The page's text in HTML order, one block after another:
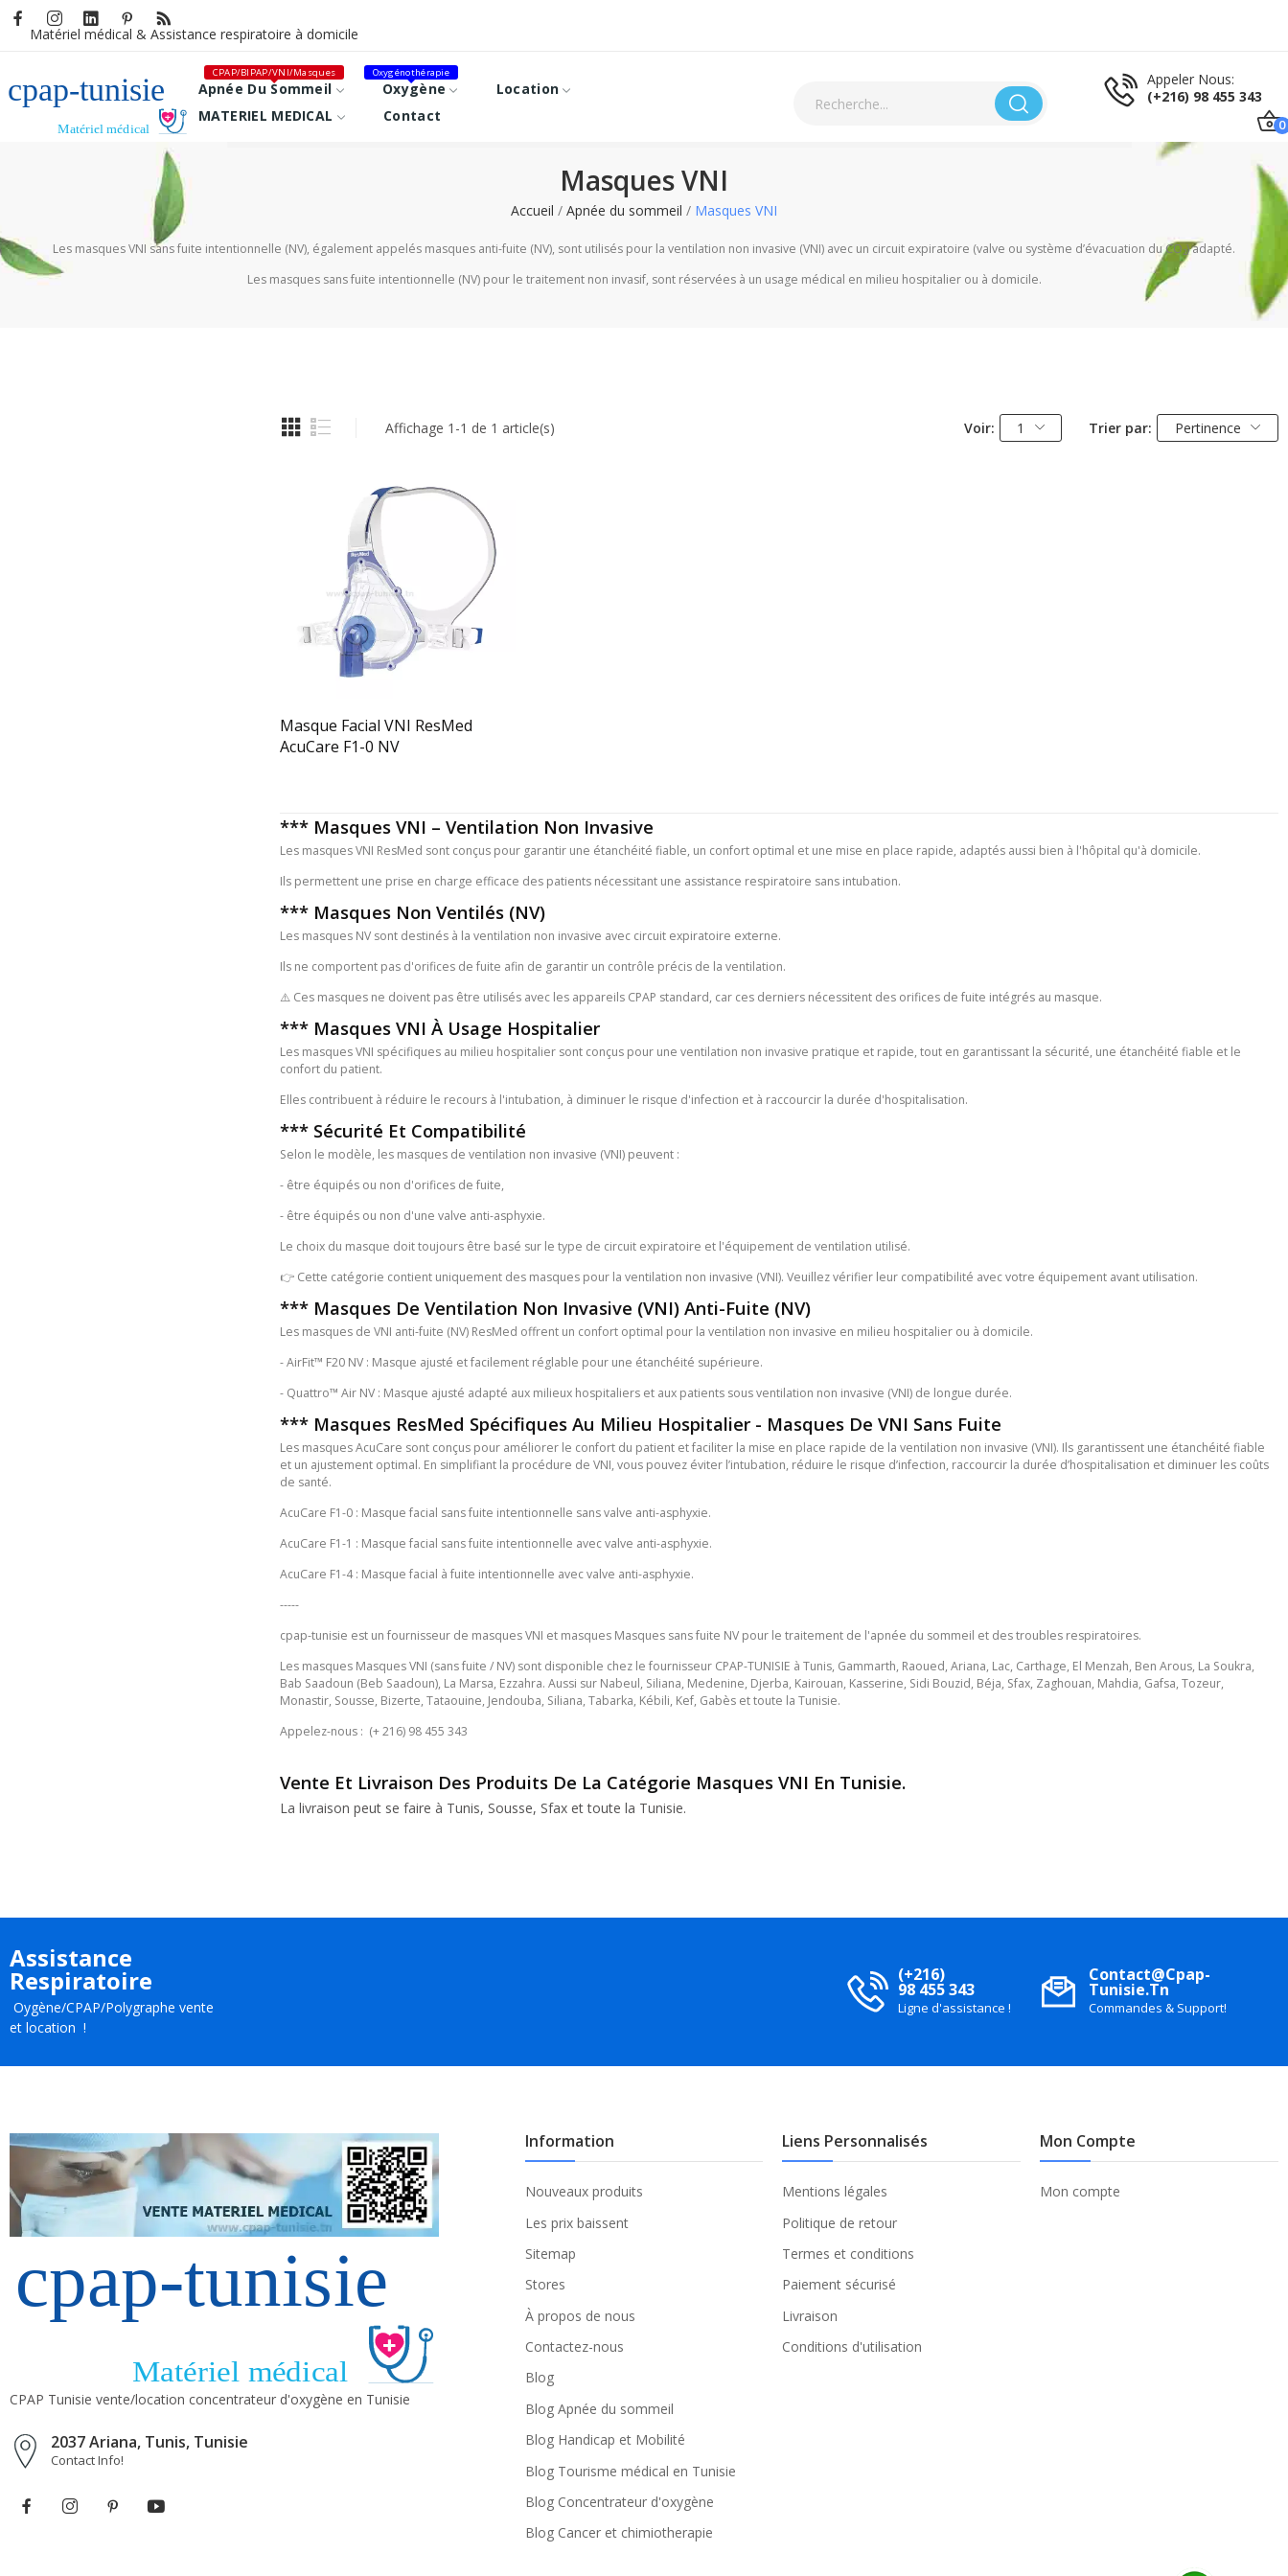
Matériel médical & Assistance respiratoire à domicile
Apnée Du Sommeil
CPAP/BIPAP/VNI/Masques
Oxygène
Oxygénothérapie
Location
MATERIEL MEDICAL
Contact
Appeler Nous:
(+216) 98 455 343
0
Masques VNI
Accueil Apnée du sommeil Masques VNI
Les masques VNI sans fuite intentionnelle (NV), également appelés masques anti-fuite (NV), sont utilisés pour la ventilation non invasive (VNI) avec un circuit expiratoire (valve ou système d’évacuation du CO₂) adapté.
Les masques sans fuite intentionnelle (NV) pour le traitement non invasif, sont réservées à un usage médical en milieu hospitalier ou à domicile.
Affichage 1-1 de 1 article(s) Voir: 1 Trier par: Pertinence
Masque Facial VNI ResMed
AcuCare F1-0 NV
*** Masques VNI – Ventilation Non Invasive
Les masques VNI ResMed sont conçus pour garantir une étanchéité fiable, un confort optimal et une mise en place rapide, adaptés aussi bien à l'hôpital qu'à domicile.
Ils permettent une prise en charge efficace des patients nécessitant une assistance respiratoire sans intubation.
*** Masques Non Ventilés (NV)
Les masques NV sont destinés à la ventilation non invasive avec circuit expiratoire externe.
Ils ne comportent pas d'orifices de fuite afin de garantir un contrôle précis de la ventilation.
⚠️ Ces masques ne doivent pas être utilisés avec les appareils CPAP standard, car ces derniers nécessitent des orifices de fuite intégrés au masque.
*** Masques VNI À Usage Hospitalier
Les masques VNI spécifiques au milieu hospitalier sont conçus pour une ventilation non invasive pratique et rapide, tout en garantissant la sécurité, une étanchéité fiable et le
confort du patient.
Elles contribuent à réduire le recours à l'intubation, à diminuer le risque d'infection et à raccourcir la durée d'hospitalisation.
*** Sécurité Et Compatibilité
Selon le modèle, les masques de ventilation non invasive (VNI) peuvent :
- être équipés ou non d'orifices de fuite,
- être équipés ou non d'une valve anti-asphyxie.
Le choix du masque doit toujours être basé sur le type de circuit expiratoire et l'équipement de ventilation utilisé.
👉 Cette catégorie contient uniquement des masques pour la ventilation non invasive (VNI). Veuillez vérifier leur compatibilité avec votre équipement avant utilisation.
*** Masques De Ventilation Non Invasive (VNI) Anti-Fuite (NV)
Les masques de VNI anti-fuite (NV) ResMed offrent un confort optimal pour la ventilation non invasive en milieu hospitalier ou à domicile.
- AirFit™ F20 NV : Masque ajusté et facilement réglable pour une étanchéité supérieure.
- Quattro™ Air NV : Masque ajusté adapté aux milieux hospitaliers et aux patients sous ventilation non invasive (VNI) de longue durée.
*** Masques ResMed Spécifiques Au Milieu Hospitalier - Masques De VNI Sans Fuite
Les masques AcuCare sont conçus pour améliorer le confort du patient et faciliter la mise en place rapide de la ventilation non invasive (VNI). Ils garantissent une étanchéité fiable
et un ajustement optimal. En simplifiant la procédure de VNI, vous pouvez éviter l’intubation, réduire le risque d’infection, raccourcir la durée d’hospitalisation et diminuer les coûts
de santé.
AcuCare F1-0 : Masque facial sans fuite intentionnelle sans valve anti-asphyxie.
AcuCare F1-1 : Masque facial sans fuite intentionnelle avec valve anti-asphyxie.
AcuCare F1-4 : Masque facial à fuite intentionnelle avec valve anti-asphyxie.
-----
cpap-tunisie est un fournisseur de masques VNI et masques Masques sans fuite NV pour le traitement de l'apnée du sommeil et des troubles respiratoires.
Les masques Masques VNI (sans fuite / NV) sont disponible chez le fournisseur CPAP-TUNISIE à Tunis, Gammarth, Raoued, Ariana, Lac, Carthage, El Menzah, Ben Arous, La Soukra,
Bab Saadoun (Beb Saadoun), La Marsa, Ezzahra. Aussi sur Nabeul, Siliana, Medenine, Djerba, Kairouan, Kasserine, Sidi Bouzid, Béja, Sfax, Zaghouan, Mahdia, Gafsa, Tozeur,
Monastir, Sousse, Bizerte, Tataouine, Jendouba, Siliana, Tabarka, Kébili, Kef, Gabès et toute la Tunisie.
Appelez-nous : (+ 216) 98 455 343
Vente Et Livraison Des Produits De La Catégorie Masques VNI En Tunisie.
La livraison peut se faire à Tunis, Sousse, Sfax et toute la Tunisie.
Assistance
Respiratoire
Oygène/CPAP/Polygraphe vente
et location !
(+216)
98 455 343
Ligne d'assistance !
Contact@cpap-
Tunisie.tn
Commandes & Support!
CPAP Tunisie vente/location concentrateur d'oxygène en Tunisie
2037 Ariana, Tunis, Tunisie
Contact Info!
Information
Nouveaux produits
Les prix baissent
Sitemap
Stores
À propos de nous
Contactez-nous
Blog
Blog Apnée du sommeil
Blog Handicap et Mobilité
Blog Tourisme médical en Tunisie
Blog Concentrateur d'oxygène
Blog Cancer et chimiotherapie
Liens Personnalisés
Mentions légales
Politique de retour
Termes et conditions
Paiement sécurisé
Livraison
Conditions d'utilisation
Mon Compte
Mon compte